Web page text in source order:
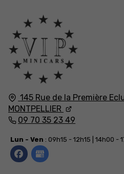
145 Rue de la Première
MONTPELLIER
09 70 35 23 49
Lun - Ven : 09h15 - 12h15 | 14h00 -